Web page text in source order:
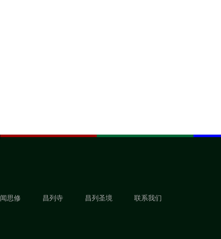
闻思修 昌列寺 昌列圣境 联系我们